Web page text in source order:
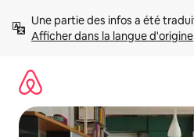
directement
Afficher dans la langue d'origine